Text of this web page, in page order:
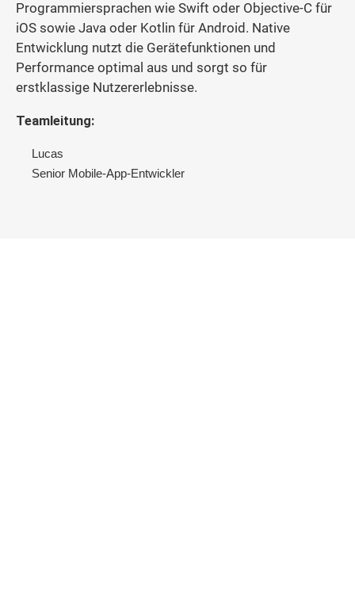
Programmiersprachen wie Swift oder Objective-C für
iOS sowie Java oder Kotlin für Android. Native
Entwicklung nutzt die Gerätefunktionen und
Performance optimal aus und sorgt so für
erstklassige Nutzererlebnisse.
Teamleitung:
Lucas
Senior Mobile-App-Entwickler